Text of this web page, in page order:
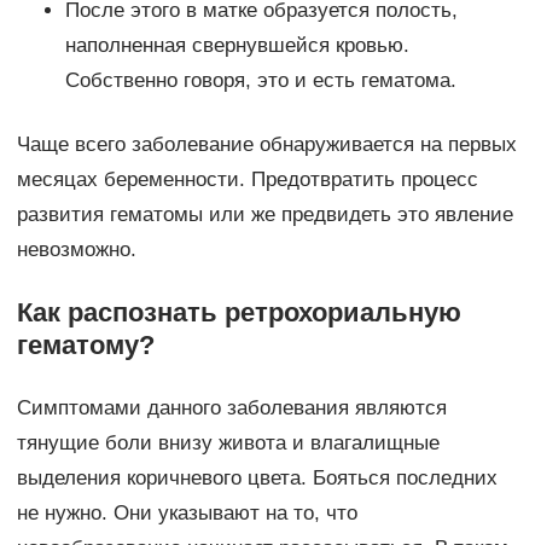
После этого в матке образуется полость,
наполненная свернувшейся кровью.
Собственно говоря, это и есть гематома.
Чаще всего заболевание обнаруживается на первых
месяцах беременности. Предотвратить процесс
развития гематомы или же предвидеть это явление
невозможно.
Как распознать ретрохориальную
гематому?
Симптомами данного заболевания являются
тянущие боли внизу живота и влагалищные
выделения коричневого цвета. Бояться последних
не нужно. Они указывают на то, что